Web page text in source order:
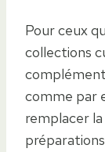
Pour ceux
collections
comme par
remplacer